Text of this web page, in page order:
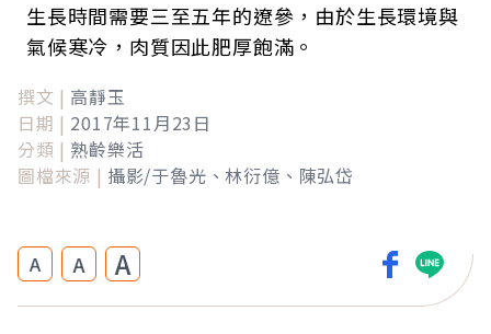
生長時間需要三至五年的遼參，由於生長環境與
氣候寒冷，肉質因此肥厚飽滿。
撰文 | 高靜玉
日期 | 2017年11月23日
分類 | 熟齡樂活
圖檔來源 | 攝影/于魯光、林衍億、陳弘岱
A A A